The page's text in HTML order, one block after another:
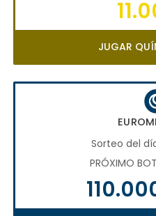
JUGAR
Sorteo del
PRÓXIMO